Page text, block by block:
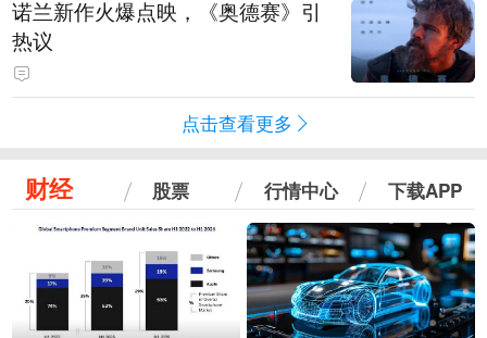
诺兰新作火爆点映，《奥德赛》引
热议
点击查看更多
财经 股票 行情中心 下载APP